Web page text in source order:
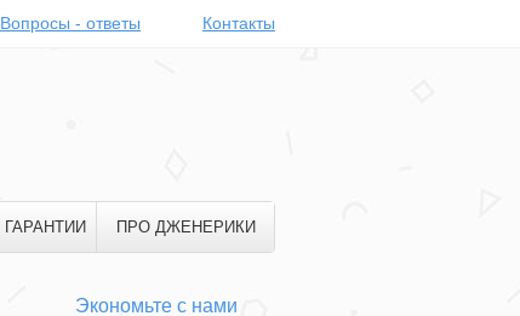
Вопросы - ответы Контакты
ГАРАНТИИ ПРО ДЖЕНЕРИКИ
Экономьте с нами